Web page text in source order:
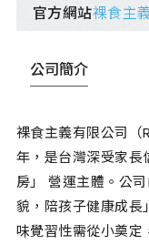
官方網站裸食主
公司簡介
裸食主義有限公司（
年，是台灣深受家長
房」 營運主體。公
貌，陪孩子健康成長
味覺習性需從小奠定